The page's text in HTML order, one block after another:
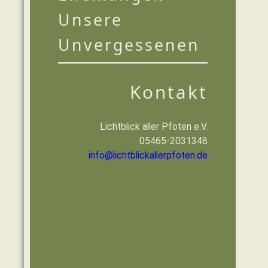
Unsere
Unvergessenen
Kontakt
Lichtblick aller Pfoten e.V.
05465-2031348
info@lichtblickallerpfoten.de